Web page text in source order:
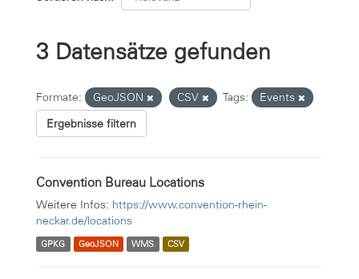
3 Datensätze gefunden
Formate: GeoJSON CSV Tags:
Events
Ergebnisse filtern
Convention Bureau Locations
Weitere Infos: https://www.convention-rhein-
neckar.de/locations
GPKG GeoJSON WMS CSV